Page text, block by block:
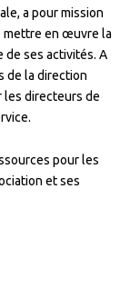
a pour mission
mettre en œuvre la
de ses activités. A
de la direction
les directeurs de
pour les
et ses